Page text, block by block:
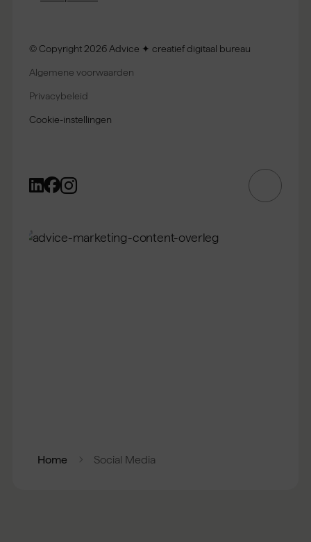
© Copyright 2026 Advice ✦ creatief digitaal bureau
Algemene voorwaarden
Privacybeleid
Cookie-instellingen
Home Social Media